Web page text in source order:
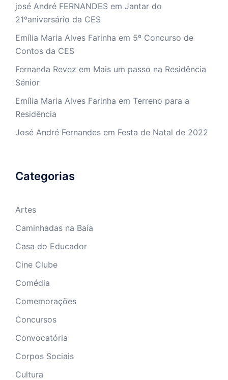
josé André FERNANDES em Jantar do
21ºaniversário da CES
Emília Maria Alves Farinha em 5º Concurso de
Contos da CES
Fernanda Revez em Mais um passo na Residência
Sénior
Emília Maria Alves Farinha em Terreno para a
Residência
José André Fernandes em Festa de Natal de 2022
Categorias
Artes
Caminhadas na Baía
Casa do Educador
Cine Clube
Comédia
Comemorações
Concursos
Convocatória
Corpos Sociais
Cultura